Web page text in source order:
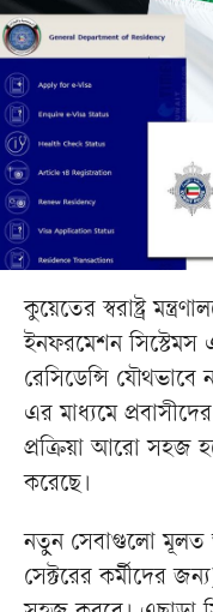
কুয়েতের স্বরাষ্ট্র
ইনফরমেশন সিস্টেমস
রেসিডেন্সি যৌথভাবে
এর মাধ্যমে
প্রক্রিয়া আরো সহজ
করেছে।
নতুন সেবাগুলো মূলত
সেক্টরের কর্মীদের